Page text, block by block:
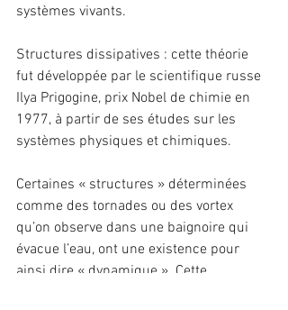
systèmes vivants.
Structures dissipatives : cette théorie
fut développée par le scientifique russe
Ilya Prigogine, prix Nobel de chimie en
1977, à partir de ses études sur les
systèmes physiques et chimiques.
Certaines « structures » déterminées
comme des tornades ou des vortex
qu’on observe dans une baignoire qui
évacue l’eau, ont une existence pour
ainsi dire « dynamique ». Cette